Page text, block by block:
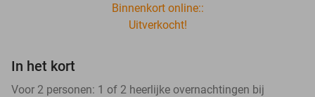
Binnenkort online::
Uitverkocht!
In het kort
Voor 2 personen: 1 of 2 heerlijke overnachtingen bij